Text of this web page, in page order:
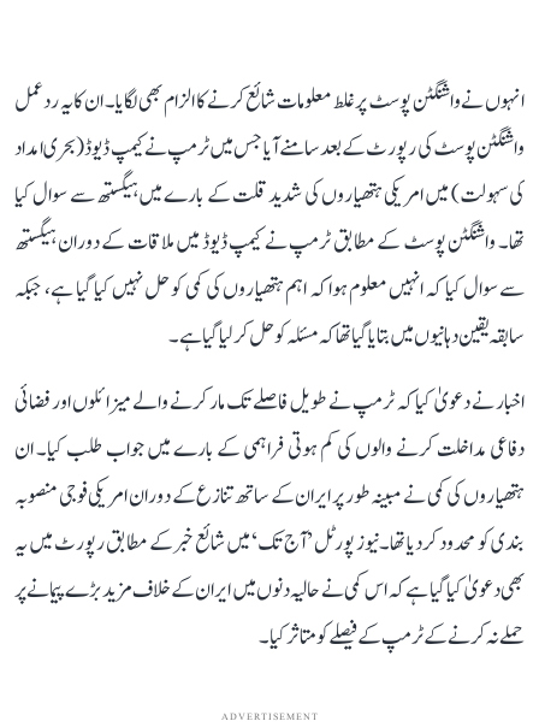
انہوں نے واشنگٹن پوسٹ پر غلط معلومات شائع کرنے کا الزام بھی لگایا۔ ان کا یہ ردعمل
واشنگٹن پوسٹ کی رپورٹ کے بعد سامنے آیا جس میں ٹرمپ نے کیمپ ڈیوڈ (بحری امداد
کی سہولت) میں امریکی ہتھیاروں کی شدید قلت کے بارے میں ہیگستھ سے سوال کیا
تھا۔ واشنگٹن پوسٹ کے مطابق ٹرمپ نے کیمپ ڈیوڈ میں ملاقات کے دوران ہیگستھ
سے سوال کیا کہ انہیں معلوم ہوا کہ اہم ہتھیاروں کی کمی کو حل نہیں کیا گیا ہے، جبکہ
سابقہ ​​یقین دہانیوں میں بتا یا گیا تھا کہ مسئلہ کو حل کر لیا گیا ہے۔
اخبار نے دعویٰ کیا کہ ٹرمپ نے طویل فاصلے تک مار کرنے والے میزائلوں اور فضائی
دفاعی مداخلت کرنے والوں کی کم ہوتی فراہمی کے بارے میں جواب طلب کیا۔ ان
ہتھیاروں کی کمی نے مبینہ طور پر ایران کے ساتھ تنازع کے دوران امریکی فوجی منصوبہ
بندی کو محدود کر دیا تھا۔نیوز پورٹل ’آج تک‘ میں شائع خبر کے مطابق رپورٹ میں یہ
بھی دعویٰ کیا گیا ہے کہ اس کمی نے حالیہ دنوں میں ایران کے خلاف مزید بڑے پیمانے پر
حملے نہ کرنے کے ٹرمپ کے فیصلے کو متاثر کیا۔
ADVERTISEMENT